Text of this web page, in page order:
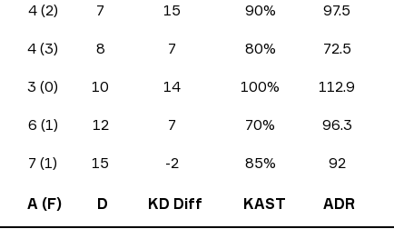
4 (2) 7 15 90% 97.5
4 (3) 8 7 80% 72.5
3 (0) 10 14 100% 112.9
6 (1) 12 7 70% 96.3
7 (1) 15 -2 85% 92
A (F) D KD Diff KAST ADR